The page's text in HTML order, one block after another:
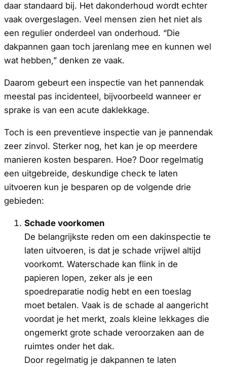
daar standaard bij. Het dakonderhoud wordt echter
vaak overgeslagen. Veel mensen zien het niet als
een regulier onderdeel van onderhoud. “Die
dakpannen gaan toch jarenlang mee en kunnen wel
wat hebben,” denken ze vaak.
Daarom gebeurt een inspectie van het pannendak
meestal pas incidenteel, bijvoorbeeld wanneer er
sprake is van een acute daklekkage.
Toch is een preventieve inspectie van je pannendak
zeer zinvol. Sterker nog, het kan je op meerdere
manieren kosten besparen. Hoe? Door regelmatig
een uitgebreide, deskundige check te laten
uitvoeren kun je besparen op de volgende drie
gebieden:
Schade voorkomen
De belangrijkste reden om een dakinspectie te
laten uitvoeren, is dat je schade vrijwel altijd
voorkomt. Waterschade kan flink in de
papieren lopen, zeker als je een
spoedreparatie nodig hebt en een toeslag
moet betalen. Vaak is de schade al aangericht
voordat je het merkt, zoals kleine lekkages die
ongemerkt grote schade veroorzaken aan de
ruimtes onder het dak.
Door regelmatig je dakpannen te laten